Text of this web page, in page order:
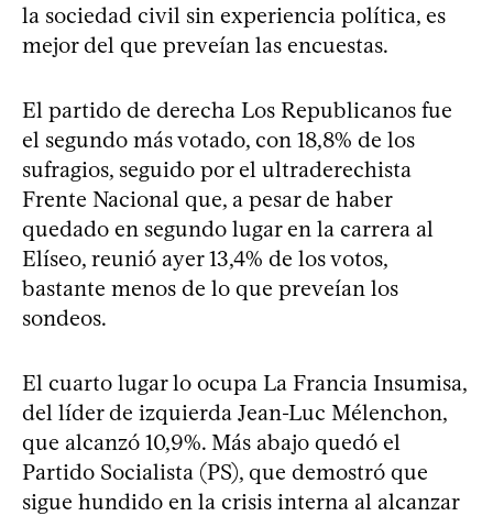
la sociedad civil sin experiencia política, es
mejor del que preveían las encuestas.
El partido de derecha Los Republicanos fue
el segundo más votado, con 18,8% de los
sufragios, seguido por el ultraderechista
Frente Nacional que, a pesar de haber
quedado en segundo lugar en la carrera al
Elíseo, reunió ayer 13,4% de los votos,
bastante menos de lo que preveían los
sondeos.
El cuarto lugar lo ocupa La Francia Insumisa,
del líder de izquierda Jean-Luc Mélenchon,
que alcanzó 10,9%. Más abajo quedó el
Partido Socialista (PS), que demostró que
sigue hundido en la crisis interna al alcanzar